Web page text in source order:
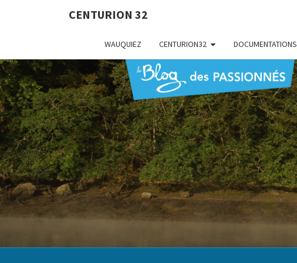
CENTURION 32
WAUQUIEZ CENTURION32 DOCUMENTATIONS